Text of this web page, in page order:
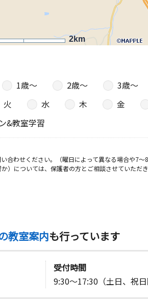
2km
1歳〜 2歳〜 3歳〜
火 水 木 金
&教室学習
わせください。（曜日によって異なる場合や7～
については、保護者の方とご相談させていただき
教室案内も行っています
受付時間
9:30～17:30（土日、祝日